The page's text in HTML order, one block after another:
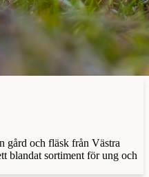
gård och fläsk från Västra
blandat sortiment för ung och